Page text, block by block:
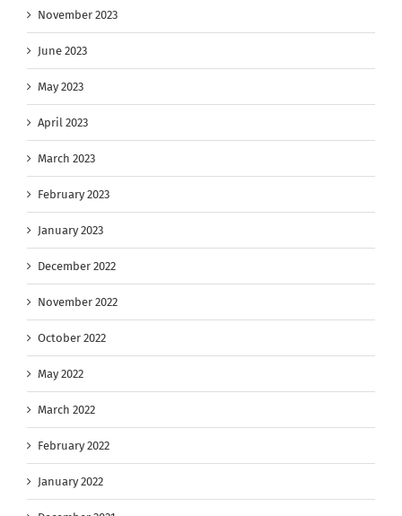
November 2023
June 2023
May 2023
April 2023
March 2023
February 2023
January 2023
December 2022
November 2022
October 2022
May 2022
March 2022
February 2022
January 2022